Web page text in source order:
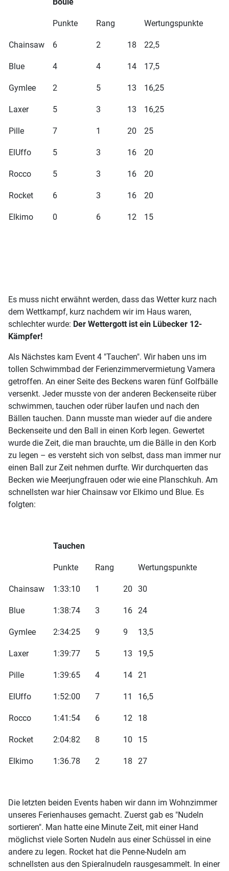
Boule
Punkte Rang Wertungspunkte
Chainsaw 6 2 18 22,5
Blue 4 4 14 17,5
Gymlee 2 5 13 16,25
Laxer 5 3 13 16,25
Pille 7 1 20 25
ElUffo 5 3 16 20
Rocco 5 3 16 20
Rocket 6 3 16 20
Elkimo 0 6 12 15
Es muss nicht erwähnt werden, dass das Wetter kurz nach
dem Wettkampf, kurz nachdem wir im Haus waren,
schlechter wurde: Der Wettergott ist ein Lübecker 12-
Kämpfer!
Als Nächstes kam Event 4 "Tauchen". Wir haben uns im
tollen Schwimmbad der Ferienzimmervermietung Vamera
getroffen. An einer Seite des Beckens waren fünf Golfbälle
versenkt. Jeder musste von der anderen Beckenseite rüber
schwimmen, tauchen oder rüber laufen und nach den
Bällen tauchen. Dann musste man wieder auf die andere
Beckenseite und den Ball in einen Korb legen. Gewertet
wurde die Zeit, die man brauchte, um die Bälle in den Korb
zu legen – es versteht sich von selbst, dass man immer nur
einen Ball zur Zeit nehmen durfte. Wir durchquerten das
Becken wie Meerjungfrauen oder wie eine Planschkuh. Am
schnellsten war hier Chainsaw vor Elkimo und Blue. Es
folgten:
Tauchen
Punkte Rang Wertungspunkte
Chainsaw 1:33:10 1 20 30
Blue 1:38:74 3 16 24
Gymlee 2:34:25 9 9 13,5
Laxer 1:39:77 5 13 19,5
Pille 1:39:65 4 14 21
ElUffo 1:52:00 7 11 16,5
Rocco 1:41:54 6 12 18
Rocket 2:04:82 8 10 15
Elkimo 1:36.78 2 18 27
Die letzten beiden Events haben wir dann im Wohnzimmer
unseres Ferienhauses gemacht. Zuerst gab es "Nudeln
sortieren". Man hatte eine Minute Zeit, mit einer Hand
möglichst viele Sorten Nudeln aus einer Schüssel in eine
andere zu legen. Rocket hat die Penne-Nudeln am
schnellsten aus den Spieralnudeln rausgesammelt. In einer